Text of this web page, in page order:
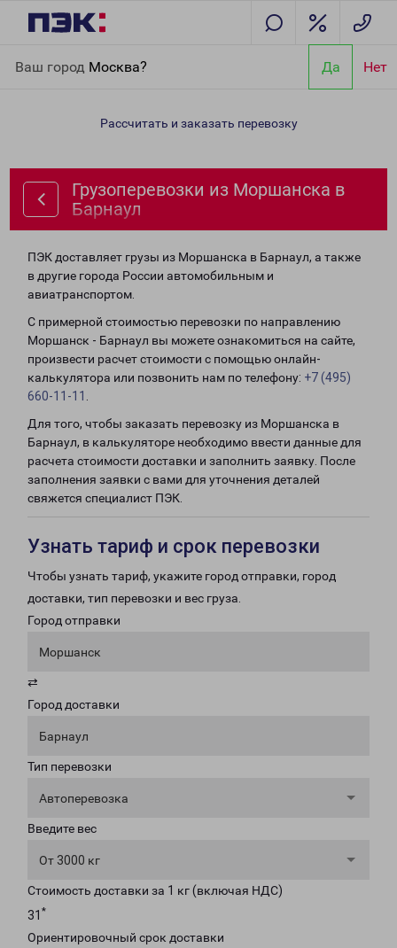
Ваш город Москва? Да Нет
Барнаул
Рассчитать и заказать перевозку
Грузоперевозки из Моршанска в
Барнаул
ПЭК доставляет грузы из Моршанска в Барнаул, а также
в другие города России автомобильным и
авиатранспортом.
С примерной стоимостью перевозки по направлению
Моршанск - Барнаул вы можете ознакомиться на сайте,
произвести расчет стоимости с помощью онлайн-
калькулятора или позвонить нам по телефону: +7 (495)
660-11-11
Для того, чтобы заказать перевозку из Моршанска в
Барнаул, в калькуляторе необходимо ввести данные для
расчета стоимости доставки и заполнить заявку. После
заполнения заявки с вами для уточнения деталей
свяжется специалист ПЭК.
Узнать тариф и срок перевозки
Чтобы узнать тариф, укажите город отправки, город
доставки, тип перевозки и вес груза.
Город отправки
Моршанск
⇄
Город доставки
Барнаул
Тип перевозки
Автоперевозка
Введите вес
От 3000 кг
Стоимость доставки за 1 кг (включая НДС)
31 *
Ориентировочный срок доставки